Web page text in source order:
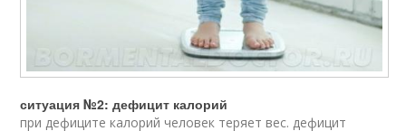
ситуация №2: дефицит калорий
при дефиците калорий человек теряет вес. дефицит